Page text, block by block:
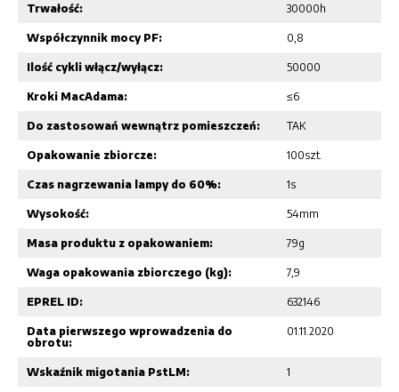
Trwałość: 30000h
Współczynnik mocy PF: 0,8
Ilość cykli włącz/wyłącz: 50000
Kroki MacAdama: ≤6
Do zastosowań wewnątrz pomieszczeń: TAK
Opakowanie zbiorcze: 100szt.
Czas nagrzewania lampy do 60%: 1s
Wysokość: 54mm
Masa produktu z opakowaniem: 79g
Waga opakowania zbiorczego (kg): 7,9
EPREL ID: 632146
Data pierwszego wprowadzenia do
obrotu:
01.11.2020
Wskaźnik migotania PstLM: 1